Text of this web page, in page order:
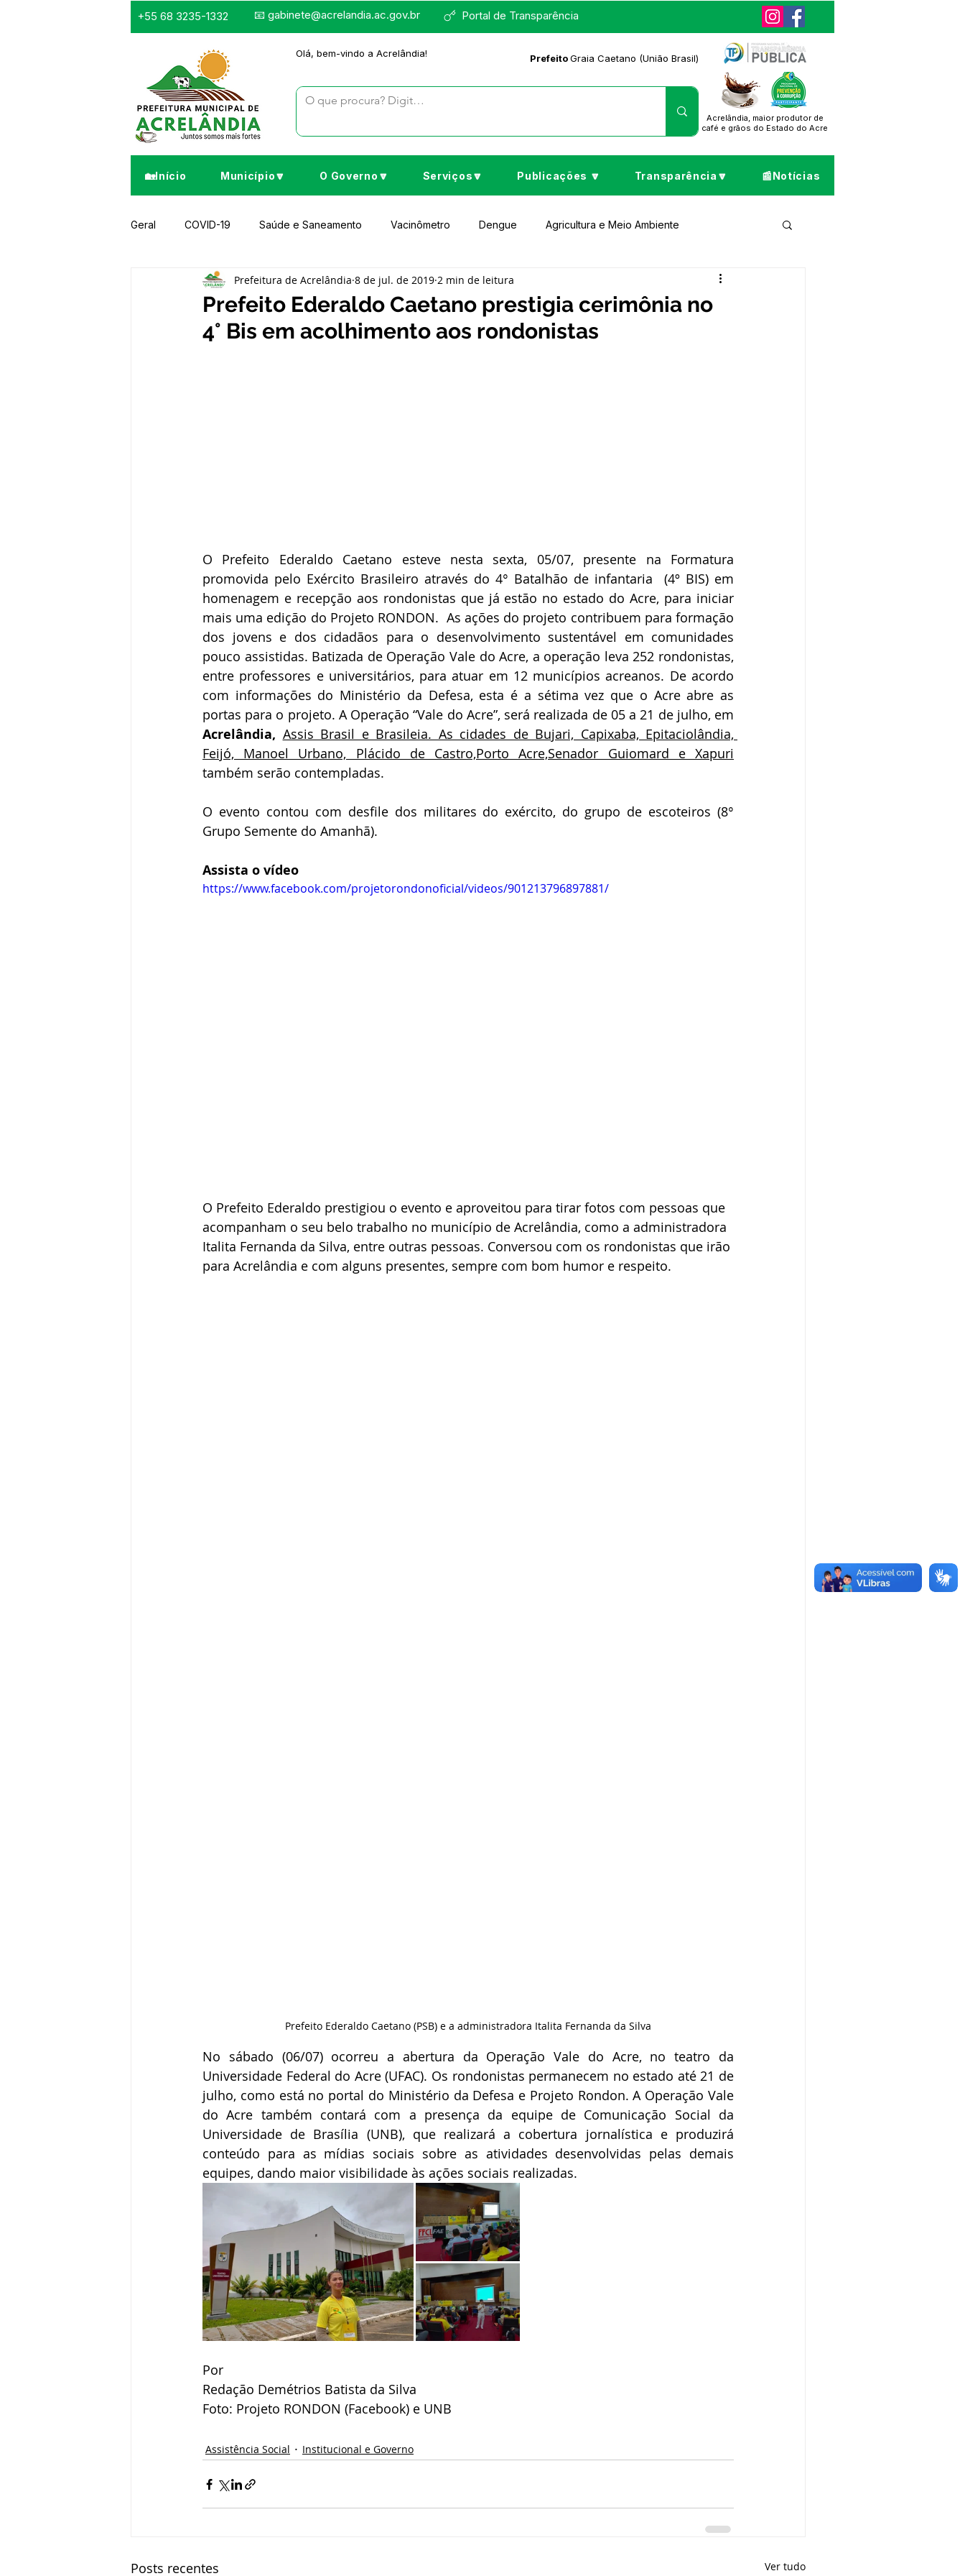
Portal de Transparência
+55 68 3235-1332 📧 gabinete@acrelandia.ac.gov.br
Olá, bem-vindo a Acrelândia! PrefeitoGraia Caetano (União Brasil)
Acrelândia, maior produtor de
café e grãos do Estado do Acre
🏡Início Município🔽 O Governo🔽 Serviços🔽 Publicações 🔽 Transparência🔽 📰Notícias
Geral COVID-19 Saúde e Saneamento Vacinômetro Dengue Agricultura e Meio Ambiente
Infraestrutura e Obras Desporto Cultura e Lazer Educação
Administração e Finanças Institucional e Governo Expoacrelandia Notas e Comunicado
Prefeito Ederaldo Caetano prestigia cerimônia no
4° Bis em acolhimento aos rondonistas
Prefeitura de Acrelândia 8 de jul. de 2019 2 min de leitura
O Prefeito Ederaldo Caetano esteve nesta sexta, 05/07, presente na Formatura
promovida pelo Exército Brasileiro através do 4° Batalhão de infantaria  (4º BIS) em
homenagem e recepção aos rondonistas que já estão no estado do Acre, para iniciar
mais uma edição do Projeto RONDON.  As ações do projeto contribuem para formação
dos jovens e dos cidadãos para o desenvolvimento sustentável em comunidades
pouco assistidas. Batizada de Operação Vale do Acre, a operação leva 252 rondonistas,
entre professores e universitários, para atuar em 12 municípios acreanos. De acordo
com informações do Ministério da Defesa, esta é a sétima vez que o Acre abre as
Acrelândia, Assis Brasil e Brasileia. As cidades de Bujari, Capixaba, Epitaciolândia,
Feijó, Manoel Urbano, Plácido de Castro,Porto Acre,Senador Guiomard e Xapuri
também serão contempladas.
O evento contou com desfile dos militares do exército, do grupo de escoteiros (8°
Grupo Semente do Amanhã).
Assista o vídeo
https://www.facebook.com/projetorondonoficial/videos/901213796897881/
O Prefeito Ederaldo prestigiou o evento e aproveitou para tirar fotos com pessoas que
acompanham o seu belo trabalho no município de Acrelândia, como a administradora
Italita Fernanda da Silva, entre outras pessoas. Conversou com os rondonistas que irão
para Acrelândia e com alguns presentes, sempre com bom humor e respeito.
Prefeito Ederaldo Caetano (PSB) e a administradora Italita Fernanda da Silva
No sábado (06/07) ocorreu a abertura da Operação Vale do Acre, no teatro da
Universidade Federal do Acre (UFAC). Os rondonistas permanecem no estado até 21 de
julho, como está no portal do Ministério da Defesa e Projeto Rondon. A Operação Vale
do Acre também contará com a presença da equipe de Comunicação Social da
Universidade de Brasília (UNB), que realizará a cobertura jornalística e produzirá
conteúdo para as mídias sociais sobre as atividades desenvolvidas pelas demais
equipes, dando maior visibilidade às ações sociais realizadas.
Por
Redação Demétrios Batista da Silva
Foto: Projeto RONDON (Facebook) e UNB
Assistência Social Institucional e Governo
Posts recentes Ver tudo